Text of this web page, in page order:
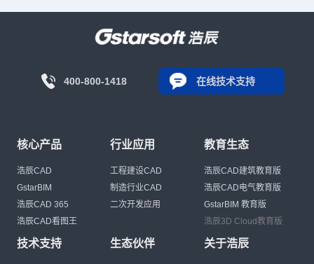
400-800-1418 在线技术支持
核心产品
浩辰CAD
GstarBIM
浩辰CAD 365
浩辰CAD看图王
行业应用
工程建设CAD
制造行业CAD
二次开发应用
教育生态
浩辰CAD建筑教育版
浩辰CAD电气教育版
GstarBIM 教育版
浩辰3D Cloud教育版
技术支持 生态伙伴 关于浩辰